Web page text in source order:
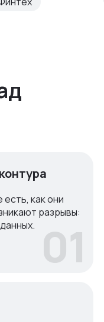
как они
разрывы:
01